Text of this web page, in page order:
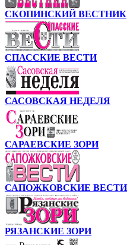
СКОПИНСКИЙ ВЕСТНИК
СПАССКИЕ ВЕСТИ
САСОВСКАЯ НЕДЕЛЯ
САРАЕВСКИЕ ЗОРИ
САПОЖКОВСКИЕ ВЕСТИ
РЯЗАНСКИЕ ЗОРИ